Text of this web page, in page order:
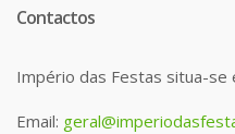
Contactos
Império das Festas situa-se
Email: